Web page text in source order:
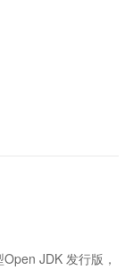
JDK 发行版，